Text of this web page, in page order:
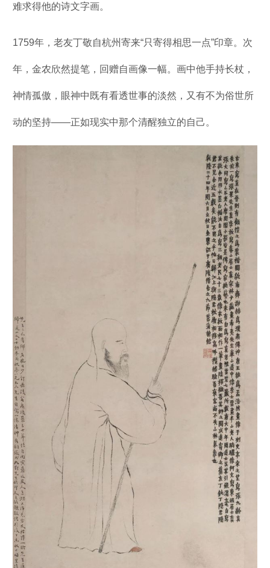
难求得他的诗文字画。
1759年，老友丁敬自杭州寄来“只寄得相思一点”印章。次
年，金农欣然提笔，回赠自画像一幅。画中他手持长杖，
神情孤傲，眼神中既有看透世事的淡然，又有不为俗世所
动的坚持——正如现实中那个清醒独立的自己。